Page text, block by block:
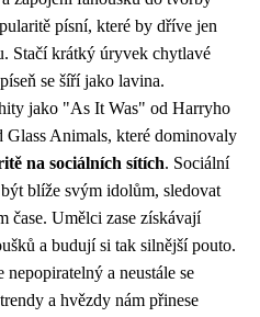
písní, které by dříve jen
Stačí krátký úryvek chytlavé
se šíří jako lavina.
jako "As It Was" od Harryho
Glass Animals, které dominovaly
na sociálních sítích. Sociální
blíže svým idolům, sledovat
čase. Umělci zase získávají
a budují si tak silnější pouto.
a neustále se
a hvězdy nám přinese